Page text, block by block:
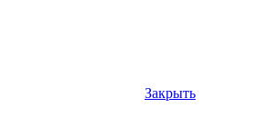
Закрыть